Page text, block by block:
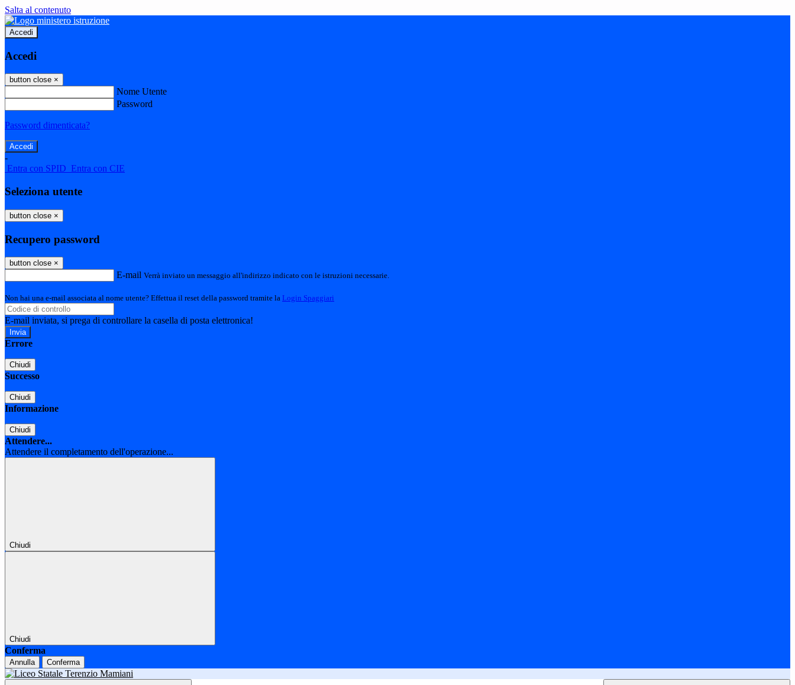
Salta al contenuto
Accedi
Accedi
button close ×
Nome Utente
Password
Password dimenticata?
-
Entra con SPID Entra con CIE
Seleziona utente
button close ×
Recupero password
button close ×
E-mail Verrà inviato un messaggio all'indirizzo indicato con le istruzioni necessarie.
Non hai una e-mail associata al nome utente? Effettua il reset della password tramite la Login Spaggiari
E-mail inviata, si prega di controllare la casella di posta elettronica!
Errore
Chiudi
Successo
Chiudi
Informazione
Chiudi
Attendere...
Attendere il completamento dell'operazione...
Chiudi
Chiudi
Conferma
Annulla Conferma